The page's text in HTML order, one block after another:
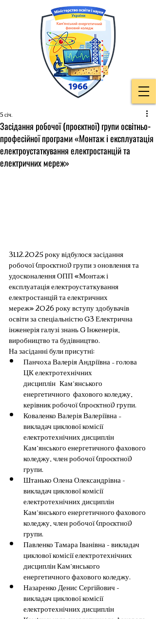
Засідання робочої (проєктної) групи освітньо-
професійної програми «Монтаж і експлуатація
електроустаткування електростанцій та
електричних мереж»
5 січ.
31.12.2025 року відбулося засідання
робочої (проєктної) групи з оновлення та
удосконалення ОПП «Монтаж і
експлуатація електроустаткування
електростанцій та електричних
мереж» 2026 року вступу здобувачів
освіти за спеціальністю G3 Електрична
інженерія галузі знань G Інженерія,
виробництво та будівництво.
На засіданні були присутні:
Панчоха Валерія Андріївна – голова
ЦК електротехнічних
дисциплін Кам’янського
енергетичного  фахового коледжу,
керівник робочої (проєктної) групи.
Коваленко Валерія Валеріївна –
викладач циклової комісії
електротехнічних дисциплін
Кам’янського енергетичного фахового
коледжу, член робочої (проєктної)
групи.
Штанько Олена Олександрівна -
викладач циклової комісії
електротехнічних дисциплін
Кам’янського енергетичного фахового
коледжу, член робочої (проєктної)
групи.
Павленко Тамара Іванівна - викладач
циклової комісії електротехнічних
дисциплін Кам’янського
енергетичного фахового коледжу.
Назаренко Денис Сергійович -
викладач циклової комісії
електротехнічних дисциплін